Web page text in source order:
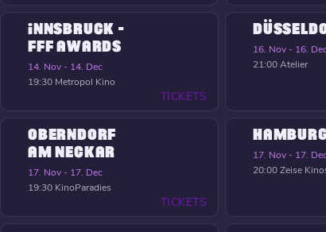
INNSBRUCK -
FFF AWARDS
14. Nov - 14. Dec
19:30 Metropol Kino
TICKETS
16. Nov - 16.
21:00Atelier
OBERNDORF
AM NECKAR
17. Nov - 17. Dec
19:30 KinoParadies
TICKETS
17. Nov - 17.
20:00Zeise